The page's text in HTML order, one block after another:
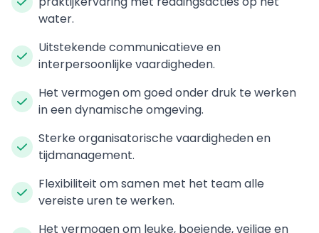
water.
Uitstekende communicatieve en
interpersoonlijke vaardigheden.
Het vermogen om goed onder druk te werken
in een dynamische omgeving.
Sterke organisatorische vaardigheden en
tijdmanagement.
Flexibiliteit om samen met het team alle
vereiste uren te werken.
Het vermogen om leuke, boeiende, veilige en